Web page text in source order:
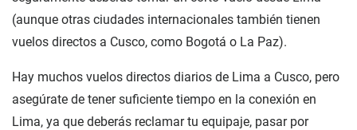
(aunque otras ciudades internacionales también tienen
vuelos directos a Cusco, como Bogotá o La Paz).
Hay muchos vuelos directos diarios de Lima a Cusco, pero
asegúrate de tener suficiente tiempo en la conexión en
Lima, ya que deberás reclamar tu equipaje, pasar por